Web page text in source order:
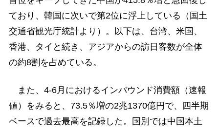
ており、韓国に次いで第2位に浮上している（国土
交通省観光庁統計より）。以下は、台湾、米国、
香港、タイと続き、アジアからの訪日客数が全体
の約8割を占めている。
また、4-6月におけるインバウンド消費額（速報
値）をみると、73.5％増の2兆1370億円で、四半期
ベースで過去最高を記録した。国別では中国本土